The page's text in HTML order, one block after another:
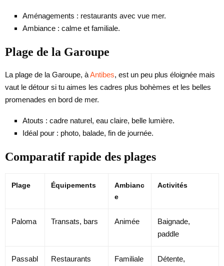
Aménagements : restaurants avec vue mer.
Ambiance : calme et familiale.
Plage de la Garoupe
La plage de la Garoupe, àAntibes, est un peu plus éloignée mais
vaut le détour si tu aimes les cadres plus bohèmes et les belles
promenades en bord de mer.
Atouts : cadre naturel, eau claire, belle lumière.
Idéal pour : photo, balade, fin de journée.
Comparatif rapide des plages
Plage Équipements
Ambianc
e
Activités
Paloma Transats, bars Animée
Baignade,
paddle
Passabl
Restaurants Familiale
Détente,